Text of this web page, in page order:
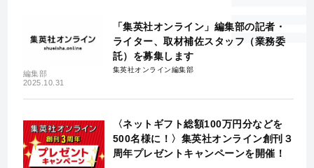
編集部
2025.10.31
「集英社オンライン」編集部の記者・
ライター、取材補佐スタッフ（業務委
託）を募集します
集英社オンライン編集部
〈ネットギフト総額100万円分などを
500名様に！〉集英社オンライン創刊３
周年プレゼントキャンペーンを開催！